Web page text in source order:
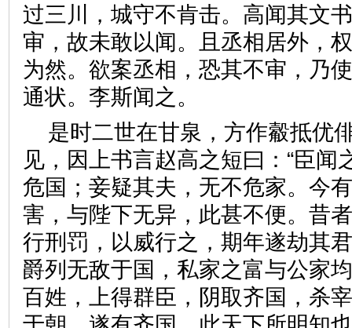
过三川，城守不肯击。高闻其文
审，故未敢以闻。且丞相居外，
为然。欲案丞相，恐其不审，乃
通状。李斯闻之。
是时二世在甘泉，方作觳抵优
见，因上书言赵高之短曰：“臣闻
危国；妾疑其夫，无不危家。今
害，与陛下无异，此甚不便。昔
行刑罚，以威行之，期年遂劫其
爵列无敌于国，私家之富与公家
百姓，上得群臣，阴取齐国，杀